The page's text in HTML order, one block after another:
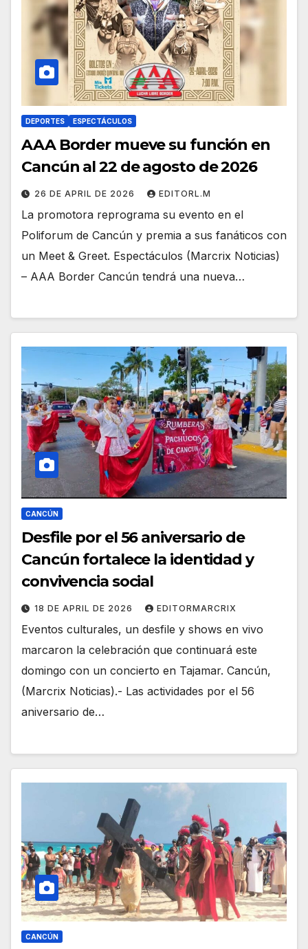
DEPORTES ESPECTÁCULOS
AAA Border mueve su función en
Cancún al 22 de agosto de 2026
26 DE APRIL DE 2026 EDITORL.M
La promotora reprograma su evento en el
Poliforum de Cancún y premia a sus fanáticos con
un Meet & Greet. Espectáculos (Marcrix Noticias)
– AAA Border Cancún tendrá una nueva…
CANCÚN
Desfile por el 56 aniversario de
Cancún fortalece la identidad y
convivencia social
18 DE APRIL DE 2026 EDITORMARCRIX
Eventos culturales, un desfile y shows en vivo
marcaron la celebración que continuará este
domingo con un concierto en Tajamar. Cancún,
(Marcrix Noticias).- Las actividades por el 56
aniversario de…
CANCÚN